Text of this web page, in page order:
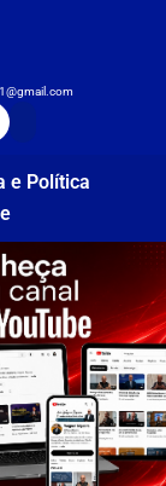
e Política